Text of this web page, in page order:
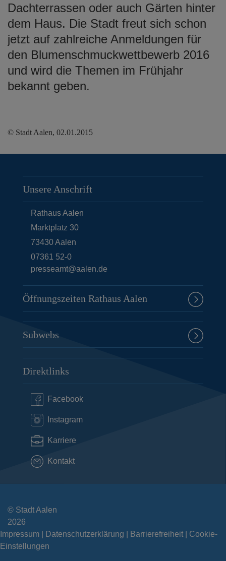
Dachterrassen oder auch Gärten hinter
dem Haus. Die Stadt freut sich schon
jetzt auf zahlreiche Anmeldungen für
den Blumenschmuckwettbewerb 2016
und wird die Themen im Frühjahr
bekannt geben.
© Stadt Aalen, 02.01.2015
Unsere Anschrift
Rathaus Aalen
Marktplatz 30
73430Aalen
07361 52-0
presseamt@aalen.de
Öffnungszeiten Rathaus Aalen
Subwebs
Direktlinks
Facebook
Instagram
Karriere
Kontakt
© Stadt Aalen
2026
Impressum
Datenschutzerklärung Barrierefreiheit
Cookie-
Einstellungen